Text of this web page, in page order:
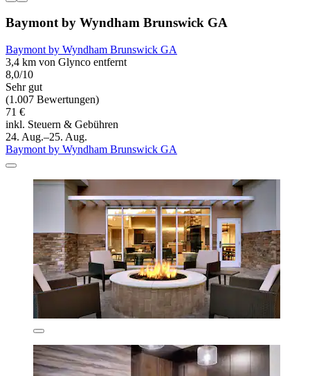
Baymont by Wyndham Brunswick GA
Baymont by Wyndham Brunswick GA
3,4 km von Glynco entfernt
8,0/10
Sehr gut
(1.007 Bewertungen)
71 €
inkl. Steuern & Gebühren
24. Aug.–25. Aug.
Baymont by Wyndham Brunswick GA